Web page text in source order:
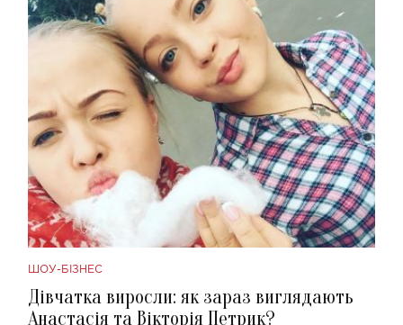
ШОУ-БІЗНЕС
Дівчатка виросли: як зараз виглядають
Анастасія та Вікторія Петрик?